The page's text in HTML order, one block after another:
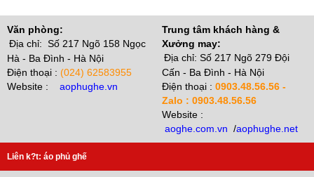
Văn phòng:
Địa chỉ: Số 217 Ngõ 158 Ngọc
Hà - Ba Đình - Hà Nội
Điện thoại : (024) 62583955
Website : aophughe.vn
Trung tâm khách hàng &
Xưởng may:
Địa chỉ: Số 217 Ngõ 279 Đội
Cấn - Ba Đình - Hà Nội
Điện thoại : 0903.48.56.56 -
Zalo : 0903.48.56.56
Website :
aoghe.com.vn /aophughe.net
Liên k?t: áo phủ ghế